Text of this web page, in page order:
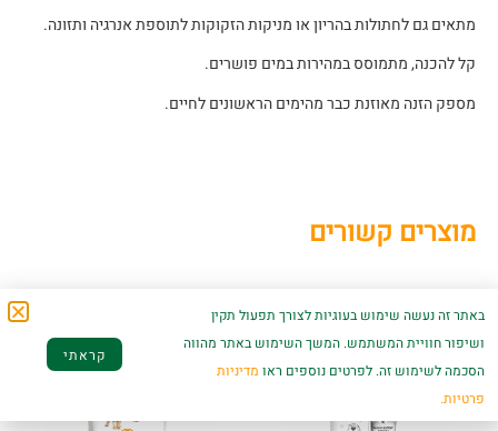
מתאים גם לחתולות בהריון או מניקות הזקוקות לתוספת אנרגיה ותזונה.
קל להכנה, מתמוסס במהירות במים פושרים.
מספק הזנה מאוזנת כבר מהימים הראשונים לחיים.
מוצרים קשורים
באתר זה נעשה שימוש בעוגיות לצורך תפעול תקין
ושיפור חוויית המשתמש. המשך השימוש באתר מהווה
הסכמה לשימוש זה. לפרטים נוספים ראו מדיניות
פרטיות.
קראתי